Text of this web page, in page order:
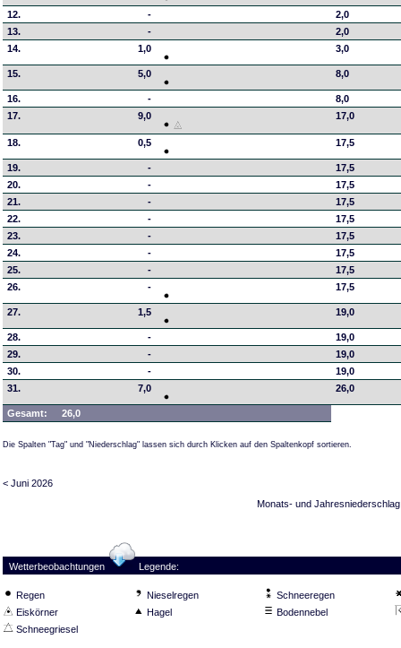
12. -
2,0
13.
-
2,0
14.
1,0 3,0
15. 5,0 8,0
16. -
8,0
17.
9,0 17,0
18. 0,5 17,5
19. -
17,5
20.
-
17,5
21.
-
17,5
22.
-
17,5
23.
-
17,5
24.
-
17,5
25.
-
17,5
26.
- 17,5
27. 1,5 19,0
28. -
19,0
29.
-
19,0
30.
-
19,0
31.
7,0 26,0
Gesamt: 26,0
Die Spalten "Tag" und "Niederschlag" lassen sich durch Klicken auf den Spaltenkopf sortieren.
< Juni 2026
Monats- und Jahresniederschlag
Wetterbeobachtungen Legende:
Regen Nieselregen
Schneeregen
Eiskörner
Hagel
Bodennebel
Schneegriesel